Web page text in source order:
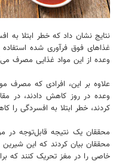
غذاهای فوق فرآوری شده استفاده
وعده از این مواد غذایی مصرف می‌کنند، ۴۹ درصد
علاوه بر این، افرادی که مصرف
وعده در روز کاهش دادند، در
کردند، خطر ابتلا به افسردگی را
محققان یک نتیجه قابل‌توجه در
محققان بیان کردند که این
خاصی را در مغز تحریک کنند که